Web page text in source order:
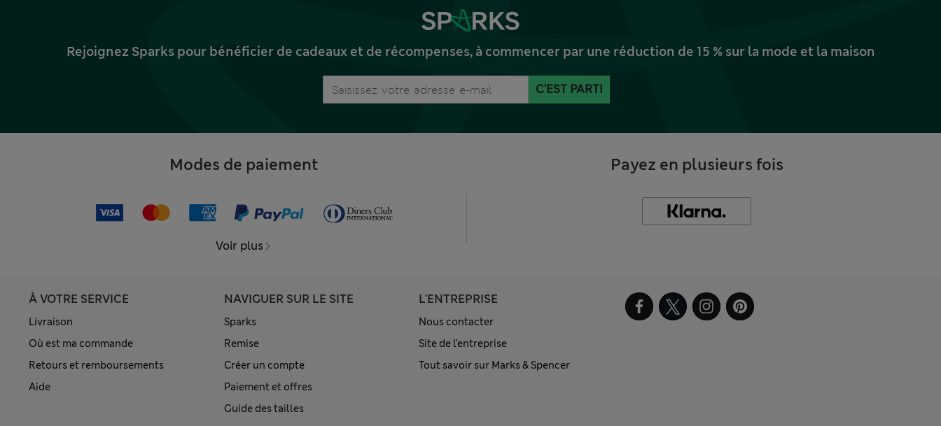
Rejoignez Sparks pour bénéficier de cadeaux et de récompenses, à commencer par une réduction de 15 % sur la mode et la maison
C'EST PARTI
Modes de paiement
Voir plus
Payez en plusieurs fois
À VOTRE SERVICE
Livraison
Où est ma commande
Retours et remboursements
Aide
NAVIGUER SUR LE SITE
Sparks
Remise
Créer un compte
Paiement et offres
Guide des tailles
L'ENTREPRISE
Nous contacter
Site de l’entreprise
Tout savoir sur Marks & Spencer